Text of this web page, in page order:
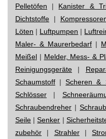
Pelletöfen | Kanister &
Dichtstoffe |
Löten | Luftpumpen |
Maler- & Maurerbedarf |
Meißel | Melder, Mess- &
Reinigungsgeräte |
Schaumstoff |Scheren &
Schlösser |
Schraubendreher |
Seile |Senker |
zubehör | Strahler|